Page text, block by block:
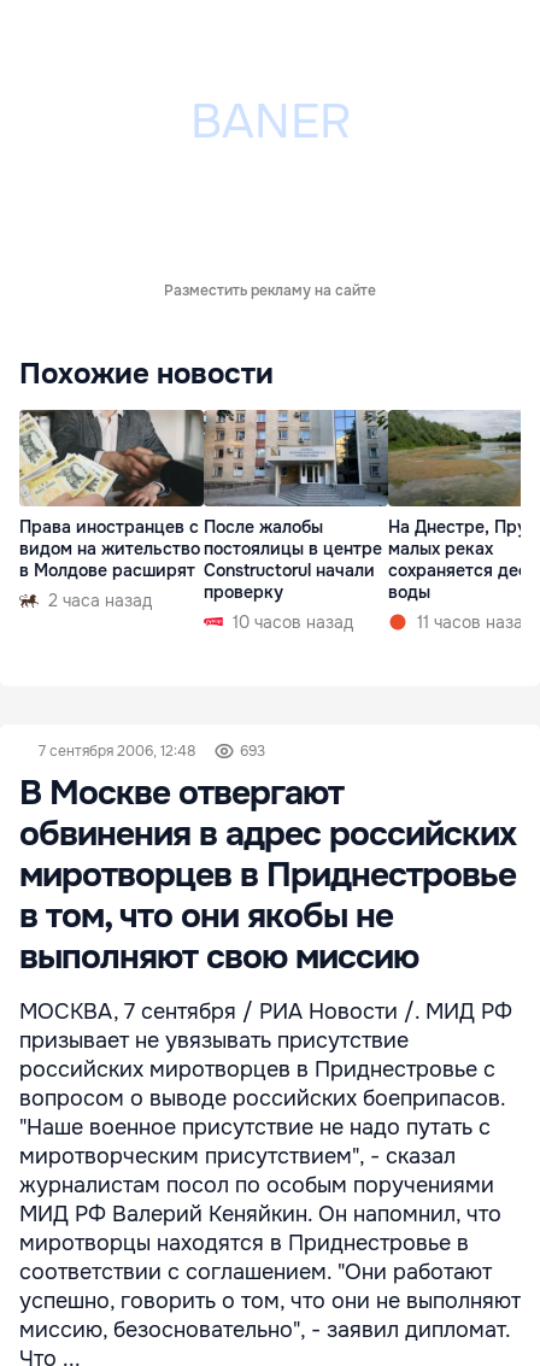
Разместить рекламу на сайте
Похожие новости
Права иностранцев с
видом на жительство
в Молдове расширят
2 часа назад
После жалобы
постоялицы в центре
Constructorul начали
проверку
10 часов назад
На Днестре,
малых реках
сохраняется
воды
11 часов назад
7 сентября 2006, 12:48 693
В Москве отвергают
обвинения в адрес российских
миротворцев в Приднестровье
в том, что они якобы не
выполняют свою миссию
МОСКВА, 7 сентября / РИА Новости /. МИД РФ
призывает не увязывать присутствие
российских миротворцев в Приднестровье с
вопросом о выводе российских боеприпасов.
"Наше военное присутствие не надо путать с
миротворческим присутствием", - сказал
журналистам посол по особым поручениями
МИД РФ Валерий Кеняйкин. Он напомнил, что
миротворцы находятся в Приднестровье в
соответствии с соглашением. "Они работают
успешно, говорить о том, что они не выполняют
миссию, безосновательно", - заявил дипломат.
Что ...